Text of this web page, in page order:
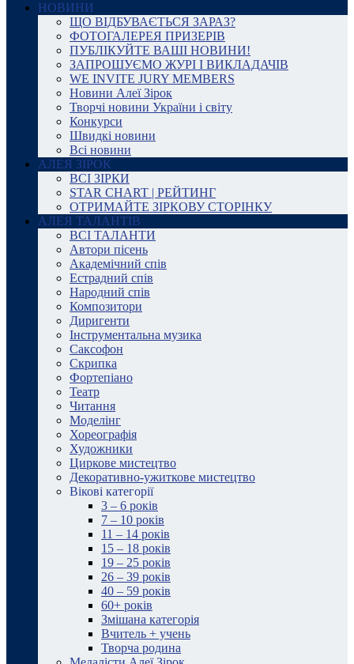
НОВИНИ
ЩО ВІДБУВАЄТЬСЯ ЗАРАЗ?
ФОТОГАЛЕРЕЯ ПРИЗЕРІВ
ПУБЛІКУЙТЕ ВАШІ НОВИНИ!
ЗАПРОШУЄМО ЖУРІ І ВИКЛАДАЧІВ
WE INVITE JURY MEMBERS
Новини Алеї Зірок
Творчі новини України і світу
Конкурси
Швидкі новини
Всі новини
АЛЕЯ ЗІРОК
ВСІ ЗІРКИ
STAR CHART | РЕЙТИНГ
ОТРИМАЙТЕ ЗІРКОВУ СТОРІНКУ
АЛЕЯ ТАЛАНТІВ
ВСІ ТАЛАНТИ
Автори пісень
Академічний спів
Естрадний спів
Народний спів
Композитори
Диригенти
Інструментальна музика
Саксофон
Скрипка
Фортепіано
Театр
Читання
Моделінг
Хореографія
Художники
Циркове мистецтво
Декоративно-ужиткове мистецтво
Вікові категорії
3 – 6 років
7 – 10 років
11 – 14 років
15 – 18 років
19 – 25 років
26 – 39 років
40 – 59 років
60+ років
Змішана категорія
Вчитель + учень
Творча родина